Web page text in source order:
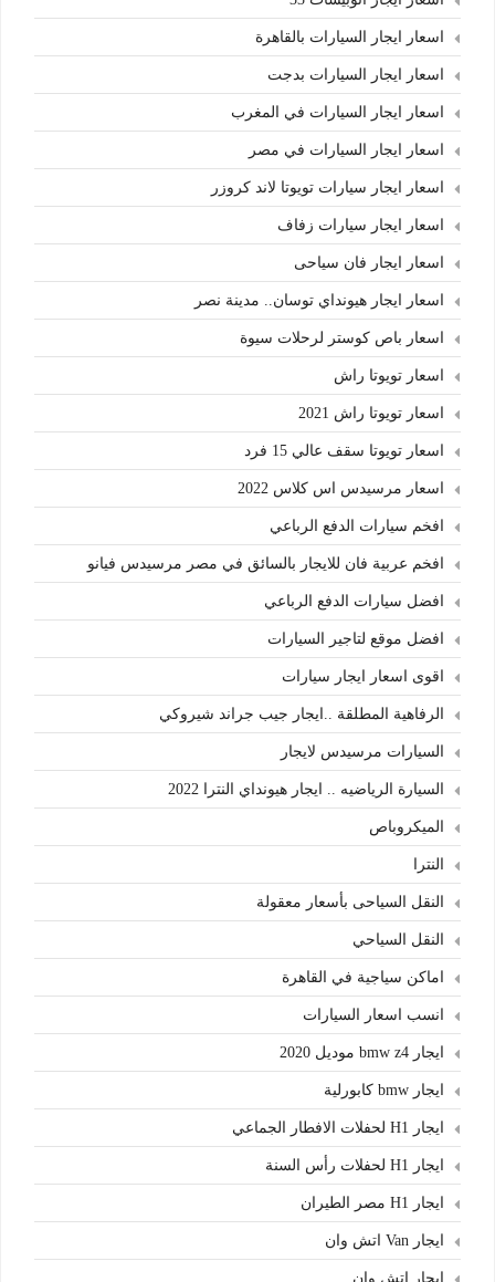
اسعار ايجار السيارات بالقاهرة
اسعار ايجار السيارات بدجت
اسعار ايجار السيارات في المغرب
اسعار ايجار السيارات في مصر
اسعار ايجار سيارات تويوتا لاند كروزر
اسعار ايجار سيارات زفاف
اسعار ايجار فان سياحى
اسعار ايجار هيونداي توسان.. مدينة نصر
اسعار باص كوستر لرحلات سيوة
اسعار تويوتا راش
اسعار تويوتا راش 2021
اسعار تويوتا سقف عالي 15 فرد
اسعار مرسيدس اس كلاس 2022
افخم سيارات الدفع الرباعي
افخم عربية فان للايجار بالسائق في مصر مرسيدس فيانو
افضل سيارات الدفع الرباعي
افضل موقع لتاجير السيارات
اقوى اسعار ايجار سيارات
الرفاهية المطلقة ..ايجار جيب جراند شيروكي
السيارات مرسيدس لايجار
السيارة الرياضيه .. ايجار هيونداي النترا 2022
الميكروباص
النترا
النقل السياحى بأسعار معقولة
النقل السياحي
اماكن سياجية في القاهرة
انسب اسعار السيارات
ايجار bmw z4 موديل 2020
ايجار bmw كابورلية
ايجار H1 لحفلات الافطار الجماعي
ايجار H1 لحفلات رأس السنة
ايجار H1 مصر الطيران
ايجار Van اتش وان
ايجار اتش وان